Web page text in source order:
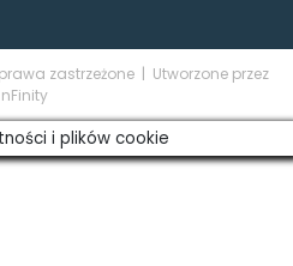
zastrzeżone | Utworzone przez
nFinity
i plików cookie